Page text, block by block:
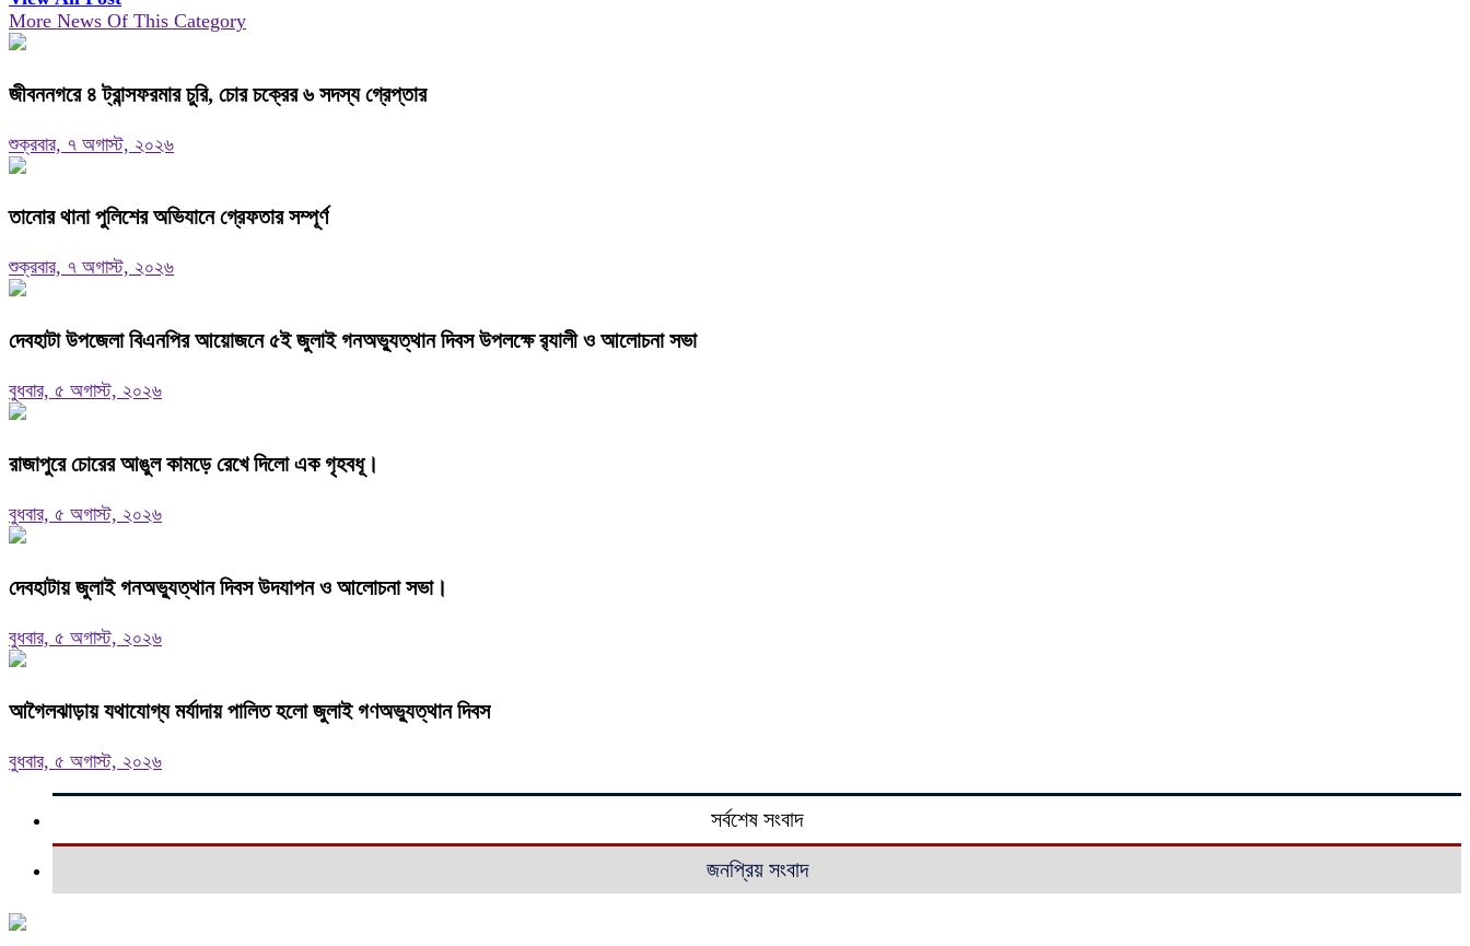
More News Of This Category
জীবননগরে ৪ ট্রান্সফরমার চুরি, চোর চক্রের ৬ সদস্য গ্রেপ্তার
শুক্রবার, ৭ অগাস্ট, ২০২৬
তানোর থানা পুলিশের অভিযানে গ্রেফতার সম্পূর্ণ
শুক্রবার, ৭ অগাস্ট, ২০২৬
দেবহাটা উপজেলা বিএনপির আয়োজনে ৫ই জুলাই গনঅভ্যুত্থান দিবস উপলক্ষে র‍্যালী ও আলোচনা সভা
বুধবার, ৫ অগাস্ট, ২০২৬
রাজাপুরে চোরের আঙুল কামড়ে রেখে দিলো এক গৃহবধূ।
বুধবার, ৫ অগাস্ট, ২০২৬
দেবহাটায় জুলাই গনঅভ্যুত্থান দিবস উদযাপন ও আলোচনা সভা।
বুধবার, ৫ অগাস্ট, ২০২৬
আগৈলঝাড়ায় যথাযোগ্য মর্যাদায় পালিত হলো জুলাই গণঅভ্যুত্থান দিবস
বুধবার, ৫ অগাস্ট, ২০২৬
সর্বশেষ সংবাদ
জনপ্রিয় সংবাদ